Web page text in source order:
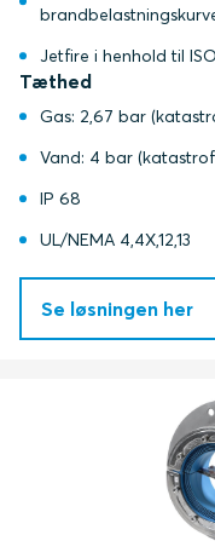
Jetfire i henhold til
Tæthed
Gas: 2,67 bar
Vand: 4 bar
IP 68
UL/NEMA 4,4X,12,13
Se løsningen her